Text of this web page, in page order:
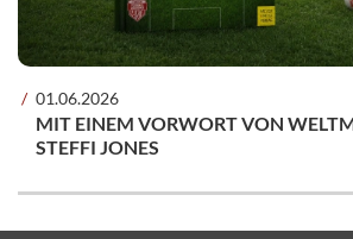
01.06.2026
MIT EINEM VORWORT VON
STEFFI JONES